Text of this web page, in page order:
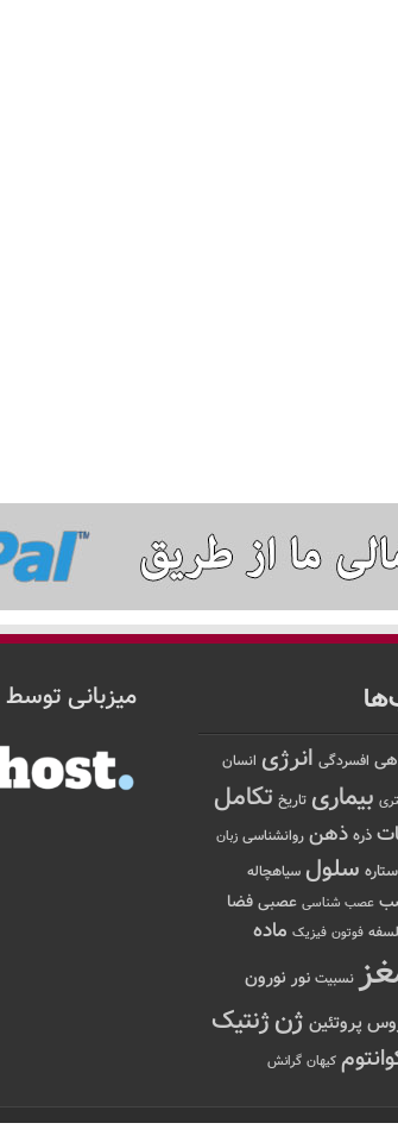
افسردگی انرژی انسان
بیماری تاریخ تکامل
ذره ذهن روانشناسی زبان
ستاره سلول سیاهچاله
عصب شناسی عصبی فضا
فوتون فیزیک ماده
نسبیت نور نورون
پروتئین ژنژنتیک
کیهان گرانش
میزبانی توسط